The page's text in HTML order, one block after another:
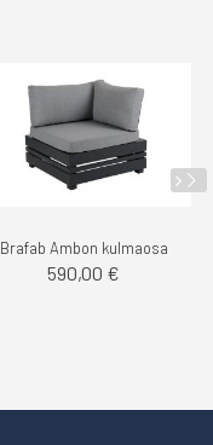
Brafab Ambon kulmaosa
590,00 €